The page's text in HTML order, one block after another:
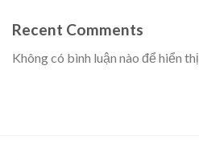
Recent Comments
Không có bình luận nào để hiển thị.